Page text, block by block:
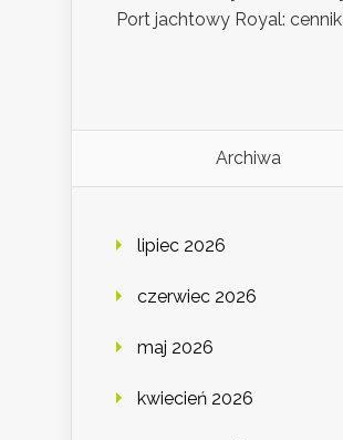
Port jachtowy Royal: cennik
Archiwa
lipiec 2026
czerwiec 2026
maj 2026
kwiecień 2026